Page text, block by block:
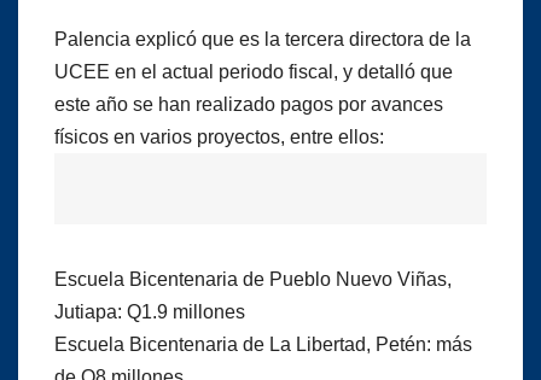
Palencia explicó que es la tercera directora de la
UCEE en el actual periodo fiscal, y detalló que
este año se han realizado pagos por avances
físicos en varios proyectos, entre ellos:
Escuela Bicentenaria de Pueblo Nuevo Viñas,
Jutiapa: Q1.9 millones
Escuela Bicentenaria de La Libertad, Petén: más